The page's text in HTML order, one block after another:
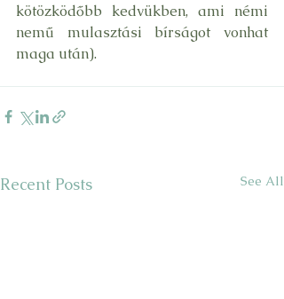
kötözködőbb kedvükben, ami némi
nemű mulasztási bírságot vonhat
maga után).
Recent Posts See All